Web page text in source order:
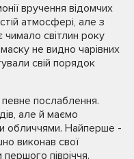
вручення відомчих
атмосфері, але з
чимало світлин року
не видно чарівних
свій порядок
послаблення.
але й маємо
обличчями. Найперше -
виконав свої
півріччя.